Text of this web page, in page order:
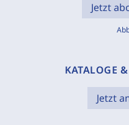
Jetzt
KATALOGE
Jetzt